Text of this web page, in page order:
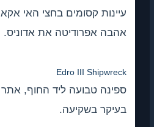
עיינות קסומים בחצי האי
אהבה אפרודיטה את אדוניס.
Edro III Shipwreck
ספינה טבועה ליד החוף,
בעיקר בשקיעה.